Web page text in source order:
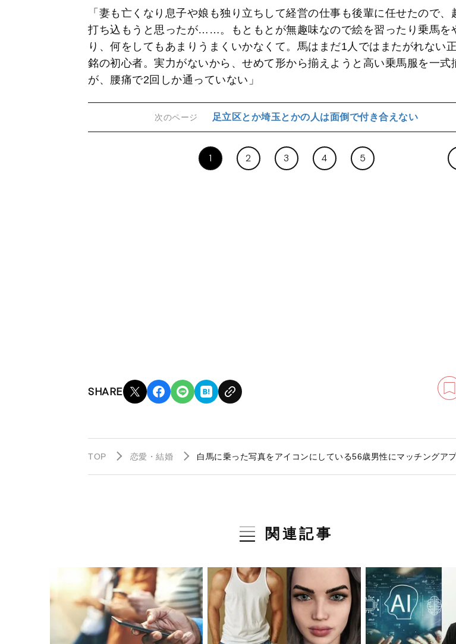
「妻も亡くなり息子や娘も独り立ちして経営の仕事も後輩に任せたので、
打ち込もうと思ったが……。もともとが無趣味なので絵を習ったり乗馬を
り、何をしてもあまりうまくいかなくて。馬はまだ1人ではまたがれない
銘の初心者。実力がないから、せめて形から揃えようと高い乗馬服を一式
が、腰痛で2回しか通っていない」
次のページ 足立区とか埼玉とかの人は面倒で付き合えない
1 2 3 4 5
SHARE
TOP 恋愛・結婚 白馬に乗った写真をアイコンにしている56歳男性にマッチング
関連記事